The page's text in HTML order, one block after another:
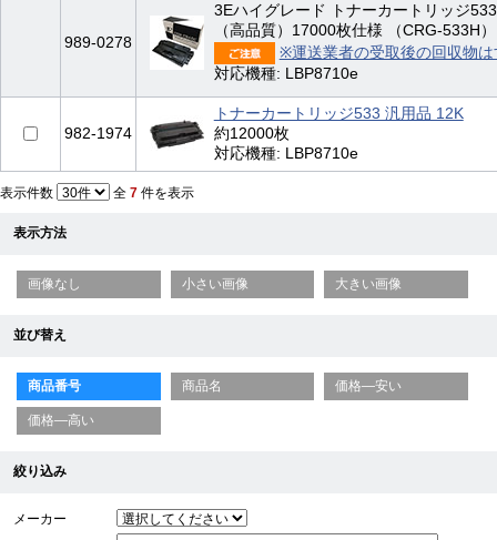
989-0278
3Eハイグレード トナーカートリッジ
（高品質）17000枚仕様 （CRG-533H
※運送業者の受取後の回収物
対応機種: LBP8710e
982-1974
トナーカートリッジ533 汎用品 12K
約12000枚
対応機種: LBP8710e
表示件数 全 7 件を表示
表示方法
画像なし 小さい画像 大きい画像
並び替え
商品番号 商品名 価格—安い
価格—高い
絞り込み
メーカー